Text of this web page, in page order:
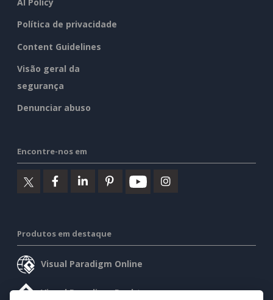
Política de privacidade
Content Guidelines
Visão geral da
segurança
Denunciar abuso
Encontre-nos em
Produtos em destaque
Visual Paradigm Online
Visual Paradigm Desktop